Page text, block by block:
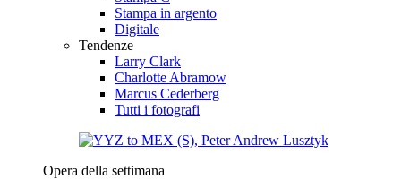
Stampa in argento
Digitale
Tendenze
Larry Clark
Charlotte Abramow
Marcus Cederberg
Tutti i fotografi
Opera della settimana